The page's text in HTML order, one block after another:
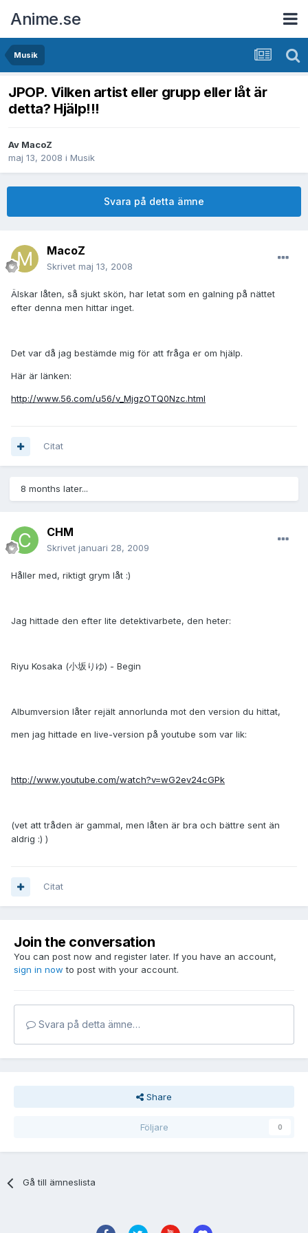
Anime.se
Musik
JPOP. Vilken artist eller grupp eller låt är
detta? Hjälp!!!
Av MacoZ
maj 13, 2008 i Musik
Svara på detta ämne
MacoZ
Skrivet maj 13, 2008
Älskar låten, så sjukt skön, har letat som en galning på nättet
efter denna men hittar inget.
Det var då jag bestämde mig för att fråga er om hjälp.
Här är länken:
http://www.56.com/u56/v_MjgzOTQ0Nzc.html
Citat
8 months later...
CHM
Skrivet januari 28, 2009
Håller med, riktigt grym låt :)
Jag hittade den efter lite detektivarbete, den heter:
Riyu Kosaka (小坂りゆ) - Begin
Albumversion låter rejält annorlunda mot den version du hittat,
men jag hittade en live-version på youtube som var lik:
http://www.youtube.com/watch?v=wG2ev24cGPk
(vet att tråden är gammal, men låten är bra och bättre sent än
aldrig :) )
Citat
Join the conversation
You can post now and register later. If you have an account,
sign in now to post with your account.
Svara på detta ämne…
Share
Följare 0
Gå till ämneslista